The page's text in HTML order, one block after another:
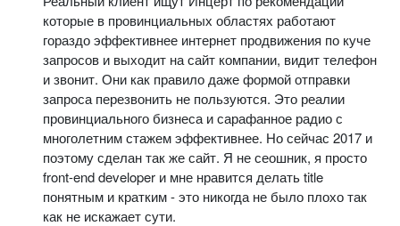
которые в провинциальных областях работают
гораздо эффективнее интернет продвижения по куче
запросов и выходит на сайт компании, видит телефон
и звонит. Они как правило даже формой отправки
запроса перезвонить не пользуются. Это реалии
провинциального бизнеса и сарафанное радио с
многолетним стажем эффективнее. Но сейчас 2017 и
поэтому сделан так же сайт. Я не сеошник, я просто
front-end developer и мне нравится делать title
понятным и кратким - это никогда не было плохо так
как не искажает сути.